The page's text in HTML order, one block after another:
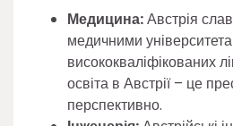
Медицина:Австрія
медичними
висококваліфікованих
освіта в Австрії – це
перспективно.